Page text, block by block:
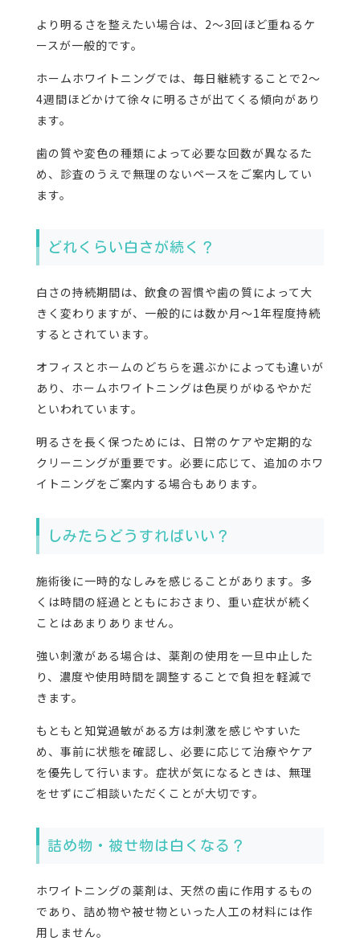
より明るさを整えたい場合は、2〜3回ほど重ねるケ
ースが一般的です。
ホームホワイトニングでは、毎日継続することで2〜
4週間ほどかけて徐々に明るさが出てくる傾向があり
ます。
歯の質や変色の種類によって必要な回数が異なるた
め、診査のうえで無理のないペースをご案内してい
ます。
どれくらい白さが続く？
白さの持続期間は、飲食の習慣や歯の質によって大
きく変わりますが、一般的には数か月〜1年程度持続
するとされています。
オフィスとホームのどちらを選ぶかによっても違いが
あり、ホームホワイトニングは色戻りがゆるやかだ
といわれています。
明るさを長く保つためには、日常のケアや定期的な
クリーニングが重要です。必要に応じて、追加のホワ
イトニングをご案内する場合もあります。
しみたらどうすればいい？
施術後に一時的なしみを感じることがあります。多
くは時間の経過とともにおさまり、重い症状が続く
ことはあまりありません。
強い刺激がある場合は、薬剤の使用を一旦中止した
り、濃度や使用時間を調整することで負担を軽減で
きます。
もともと知覚過敏がある方は刺激を感じやすいた
め、事前に状態を確認し、必要に応じて治療やケア
を優先して行います。症状が気になるときは、無理
をせずにご相談いただくことが大切です。
詰め物・被せ物は白くなる？
ホワイトニングの薬剤は、天然の歯に作用するもの
であり、詰め物や被せ物といった人工の材料には作
用しません。